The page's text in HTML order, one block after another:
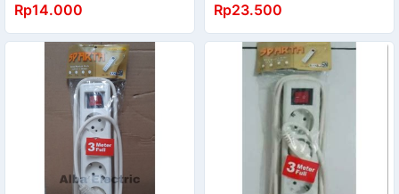
lubang 1,5m - 5m
Rp14.000
LUBANG 5 Meter
Rp23.500